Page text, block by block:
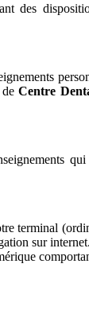
des
Centre
terminal
sur